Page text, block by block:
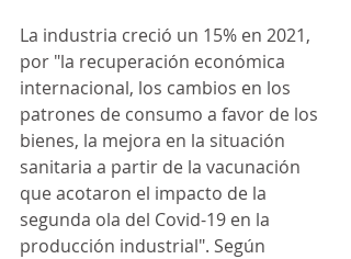
La industria creció un 15% en 2021,
por "la recuperación económica
internacional, los cambios en los
patrones de consumo a favor de los
bienes, la mejora en la situación
sanitaria a partir de la vacunación
que acotaron el impacto de la
segunda ola del Covid-19 en la
producción industrial". Según